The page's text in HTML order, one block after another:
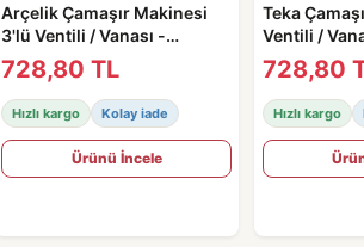
Arçelik Çamaşır Makinesi
3'lü Ventili / Vanası -
2005680400
728,80 TL
Hızlı kargo Kolay iade
Ürünü İncele
Teka
Ventili /
728,80
Hızlı kargo